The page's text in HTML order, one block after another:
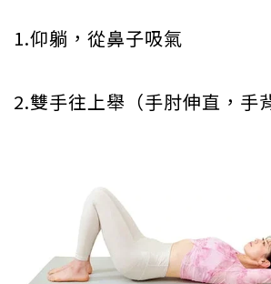
1.仰躺，從鼻子吸氣
2.雙手往上舉（手肘伸直，手